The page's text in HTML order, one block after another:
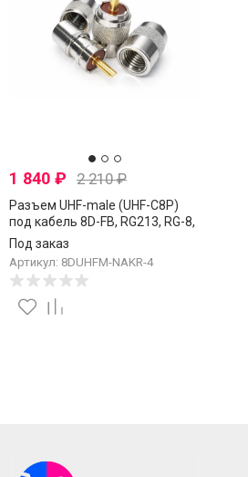
1 840 ₽ 2 210₽
Разъем UHF-male (UHF-C8P)
под кабель 8D-FB, RG213, RG-8,
накручивающийся, 4 шт.
Под заказ
Артикул: 8DUHFM-NAKR-4